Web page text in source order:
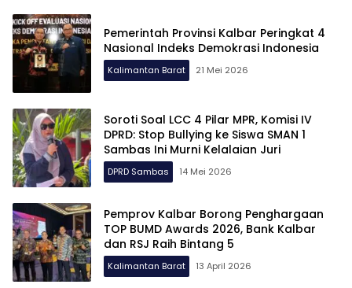
Pemerintah Provinsi Kalbar Peringkat 4
Nasional Indeks Demokrasi Indonesia
Kalimantan Barat 21 Mei 2026
Soroti Soal LCC 4 Pilar MPR, Komisi IV
DPRD: Stop Bullying ke Siswa SMAN 1
Sambas Ini Murni Kelalaian Juri
DPRD Sambas 14 Mei 2026
Pemprov Kalbar Borong Penghargaan
TOP BUMD Awards 2026, Bank Kalbar
dan RSJ Raih Bintang 5
Kalimantan Barat 13 April 2026